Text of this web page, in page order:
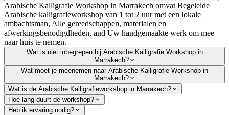
Arabische Kalligrafie Workshop in Marrakech omvat Begeleide
Arabische kalligrafieworkshop van 1 tot 2 uur met een lokale
ambachtsman, Alle gereedschappen, materialen en
afwerkingsbenodigdheden, and Uw handgemaakte werk om mee
naar huis te nemen.
Wat is niet inbegrepen bij Arabische Kalligrafie Workshop in
Marrakech?
Wat moet je meenemen naar Arabische Kalligrafie Workshop in
Marrakech?
Wat is de Arabische Kalligrafieworkshop in Marrakech?
Hoe lang duurt de workshop?
Heb ik ervaring nodig?